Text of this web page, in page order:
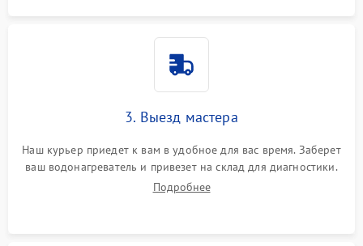
3. Выезд мастера
Наш курьер приедет к вам в удобное для вас время. Заберет
ваш водонагреватель и привезет на склад для диагностики.
Подробнее